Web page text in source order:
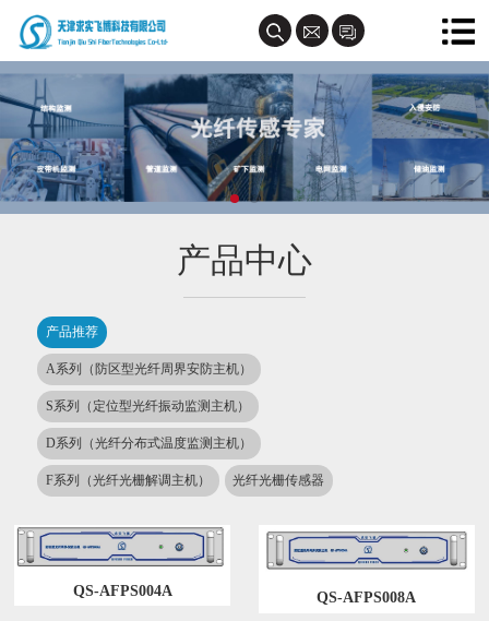
产品中心
产品推荐
A系列（防区型光纤周界安防主机）
S系列（定位型光纤振动监测主机）
D系列（光纤分布式温度监测主机）
F系列（光纤光栅解调主机） 光纤光栅传感器
QS-AFPS004A QS-AFPS008A